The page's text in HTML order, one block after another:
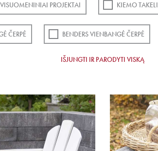
VISUOMENINIAI PROJEKTAI KIEMO
ČERPĖ BENDERS VIENBANGĖ ČERPĖ
IŠJUNGTI IR PARODYTI VISKĄ